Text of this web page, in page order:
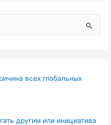
всех глобальных
другим или инициатива